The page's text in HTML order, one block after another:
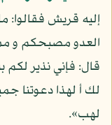
إليه قريش فقالوا:
العدو مصبحكم و
قال: فإني نذير لكم
لك أ لهذا دعوتنا
لهب».